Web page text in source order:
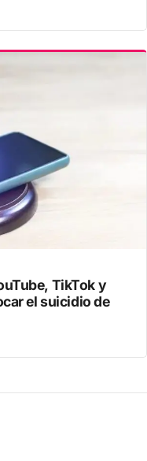
TikTok y
el suicidio de